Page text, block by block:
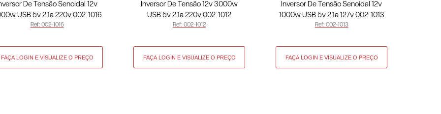
De Tensão Senoidal 12v
USB 5v 2.1a 220v 002-1016
Ref: 002-1016
Inversor De Tensão 12v 3000w
USB 5v 2.1a 220v 002-1012
Ref: 002-1012
Inversor De Tensão Senoidal 12v
1000w USB 5v 2.1a 127v 002-1013
Ref: 002-1013